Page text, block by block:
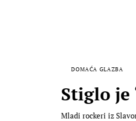
DOMAĆA GLAZBA
Stiglo je
Mladi rockeri iz